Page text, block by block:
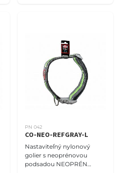
PN 042
CO-NEO-REFGRAY-L
Nastaviteľný nylonový
golier s neoprénovou
podsadou NEOPRÉN